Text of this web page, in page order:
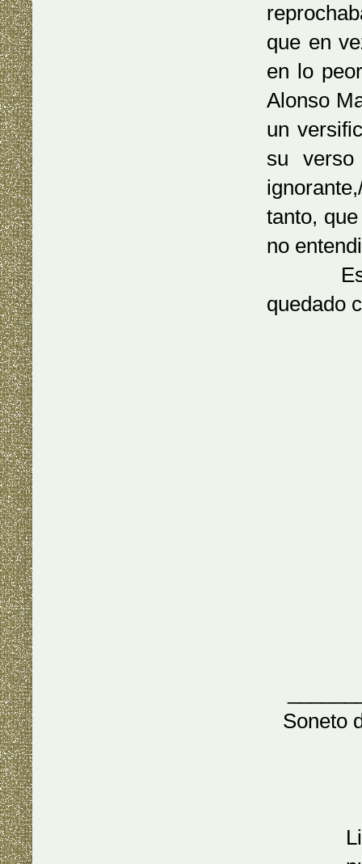
que en
en lo
Alonso
un
su
tanto,
no
Esto
quedado
Soneto
Livio,